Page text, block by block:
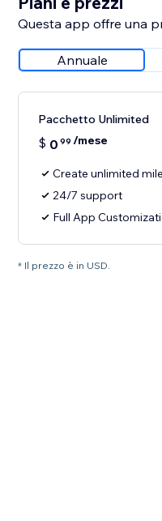
Questa app offre una
Annuale
Pacchetto Unlimited
$ 0 99 /mese
Create unlimited
24/7 support
Full App
* Il prezzo è in USD.